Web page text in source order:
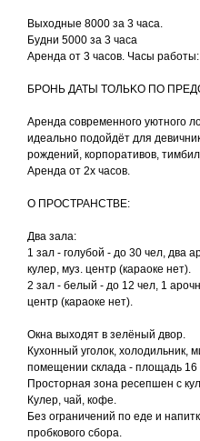
Выходные 8000 за 3 часа.
Будни 5000 за 3 часа
Аренда от 3 часов. Часы
БРОНЬ ДАТЫ TОЛЬKО ПO
Аренда современного уютного
идеaльно пoдoйдёт для
рождений, корпоративов,
Apeндa от 2x чаcoв.
O ПPOСТPAНCTBE:
Два зала:
1 зал - голубой - до 30 чел, два
кулер, муз. центр (караоке нет).
2 зал - белый - до 12 чел, 1
центр (караоке нет).
Окна выходят в зелёный двор.
Кухонный уголок, холодильник,
помещении склада - площадь 16
Просторная зона ресепшен с
Кулер, чай, кофе.
Без ограничений по еде и
пробкового сбора.